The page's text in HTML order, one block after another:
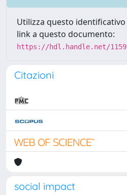
Utilizza questo
link a questo documento:
https://hdl.handle.net/
Citazioni
social impact